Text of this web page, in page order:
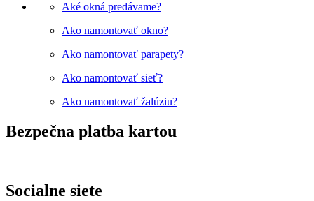
Aké okná predávame?
Ako namontovať okno?
Ako namontovať parapety?
Ako namontovať sieť?
Ako namontovať žalúziu?
Bezpečna platba kartou
Socialne siete